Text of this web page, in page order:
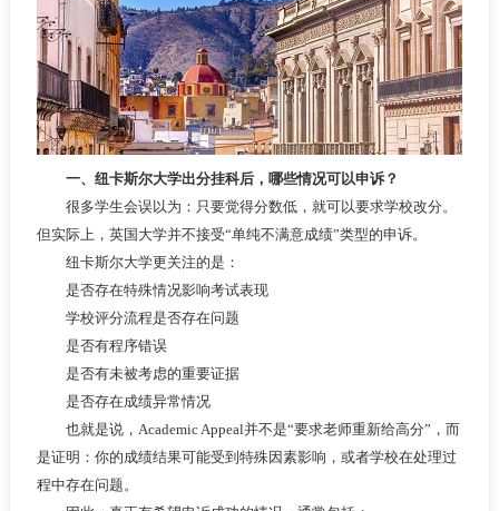
一、纽卡斯尔大学出分挂科后，哪些情况可以申诉？
很多学生会误以为：只要觉得分数低，就可以要求学校改分。
但实际上，英国大学并不接受“单纯不满意成绩”类型的申诉。
纽卡斯尔大学更关注的是：
是否存在特殊情况影响考试表现
学校评分流程是否存在问题
是否有程序错误
是否有未被考虑的重要证据
是否存在成绩异常情况
也就是说，Academic Appeal并不是“要求老师重新给高分”，而
是证明：你的成绩结果可能受到特殊因素影响，或者学校在处理过
程中存在问题。